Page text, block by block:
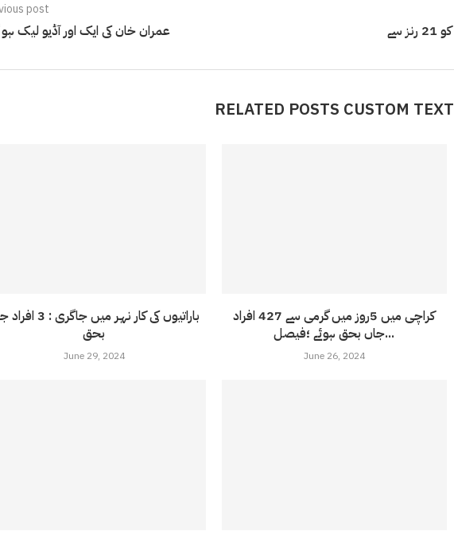
post
عمران خان کی ایک اور آڈیو لیک
سہ ملکی ٹورنامنٹ میں پاکستان نے بنگلہ دیش کو 21 رنز سے
RELATED POSTS CUSTOM TEXT
باراتیوں کی کار نہر میں
بحق
June 29, 2024
کراچی میں 5روز میں گرمی سے 427 افراد
جاں بحق ہوئے ؛فیصل...
June 26, 2024